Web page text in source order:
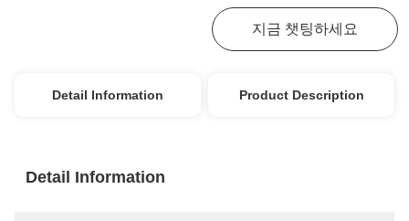
지금 챗팅하세요
Detail Information Product Description
Detail Information